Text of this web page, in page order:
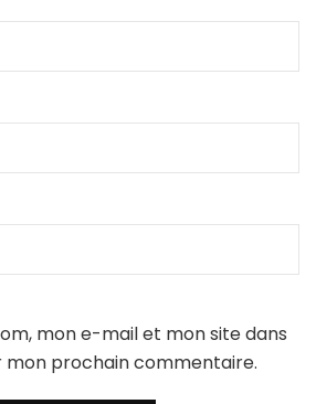
mon e-mail et mon site dans
mon prochain commentaire.